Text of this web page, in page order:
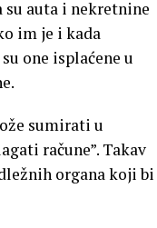
su auta i nekretnine
im je i kada
one isplaćene u
sumirati u
račune”. Takav
organa koji bi